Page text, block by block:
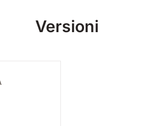
Versioni